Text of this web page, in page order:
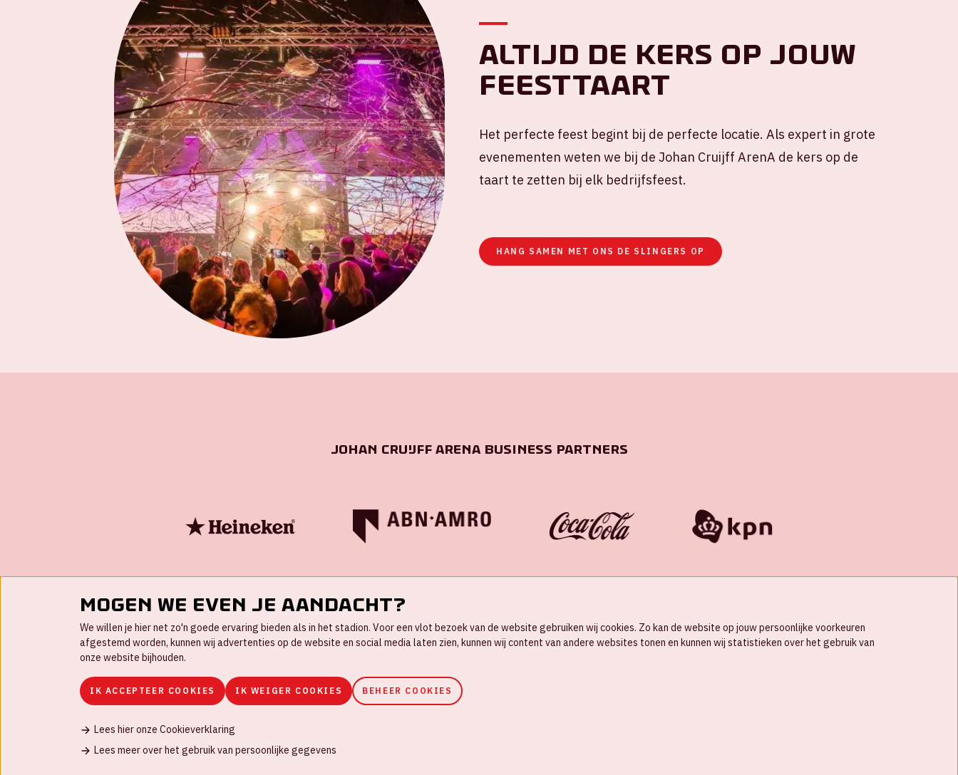
Altijd de kers op jouw
feesttaart
Het perfecte feest begint bij de perfecte locatie. Als expert in grote
evenementen weten we bij de Johan Cruijff ArenA de kers op de
taart te zetten bij elk bedrijfsfeest.
HANG SAMEN MET ONS DE SLINGERS OP
Johan Cruijff ArenA Business Partners
Contact FAQ Werken bij
Mogen we even je aandacht?
We willen je hier net zo'n goede ervaring bieden als in het stadion. Voor een vlot bezoek van de website gebruiken wij cookies. Zo kan de website op jouw persoonlijke voorkeuren
afgestemd worden, kunnen wij advertenties op de website en social media laten zien, kunnen wij content van andere websites tonen en kunnen wij statistieken over het gebruik van
onze website bijhouden.
IK ACCEPTEER COOKIES IK WEIGER COOKIES BEHEER COOKIES
Lees hier onze Cookieverklaring
Lees meer over het gebruik van persoonlijke gegevens